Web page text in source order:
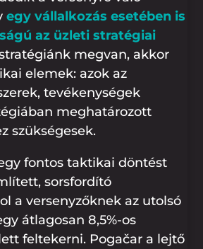
egy vállalkozás esetében is
az üzleti stratégiai
megvan, akkor
elemek: azok az
tevékenységek
meghatározott
szükségesek.
fontos taktikai döntést
sorsfordító
a versenyzőknek az utolsó
átlagosan 8,5%-os
feltekerni. Pogačar a lejtő